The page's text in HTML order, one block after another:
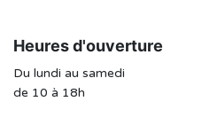
Heures d'ouverture
Du lundi au samedi
de 10 à 18h